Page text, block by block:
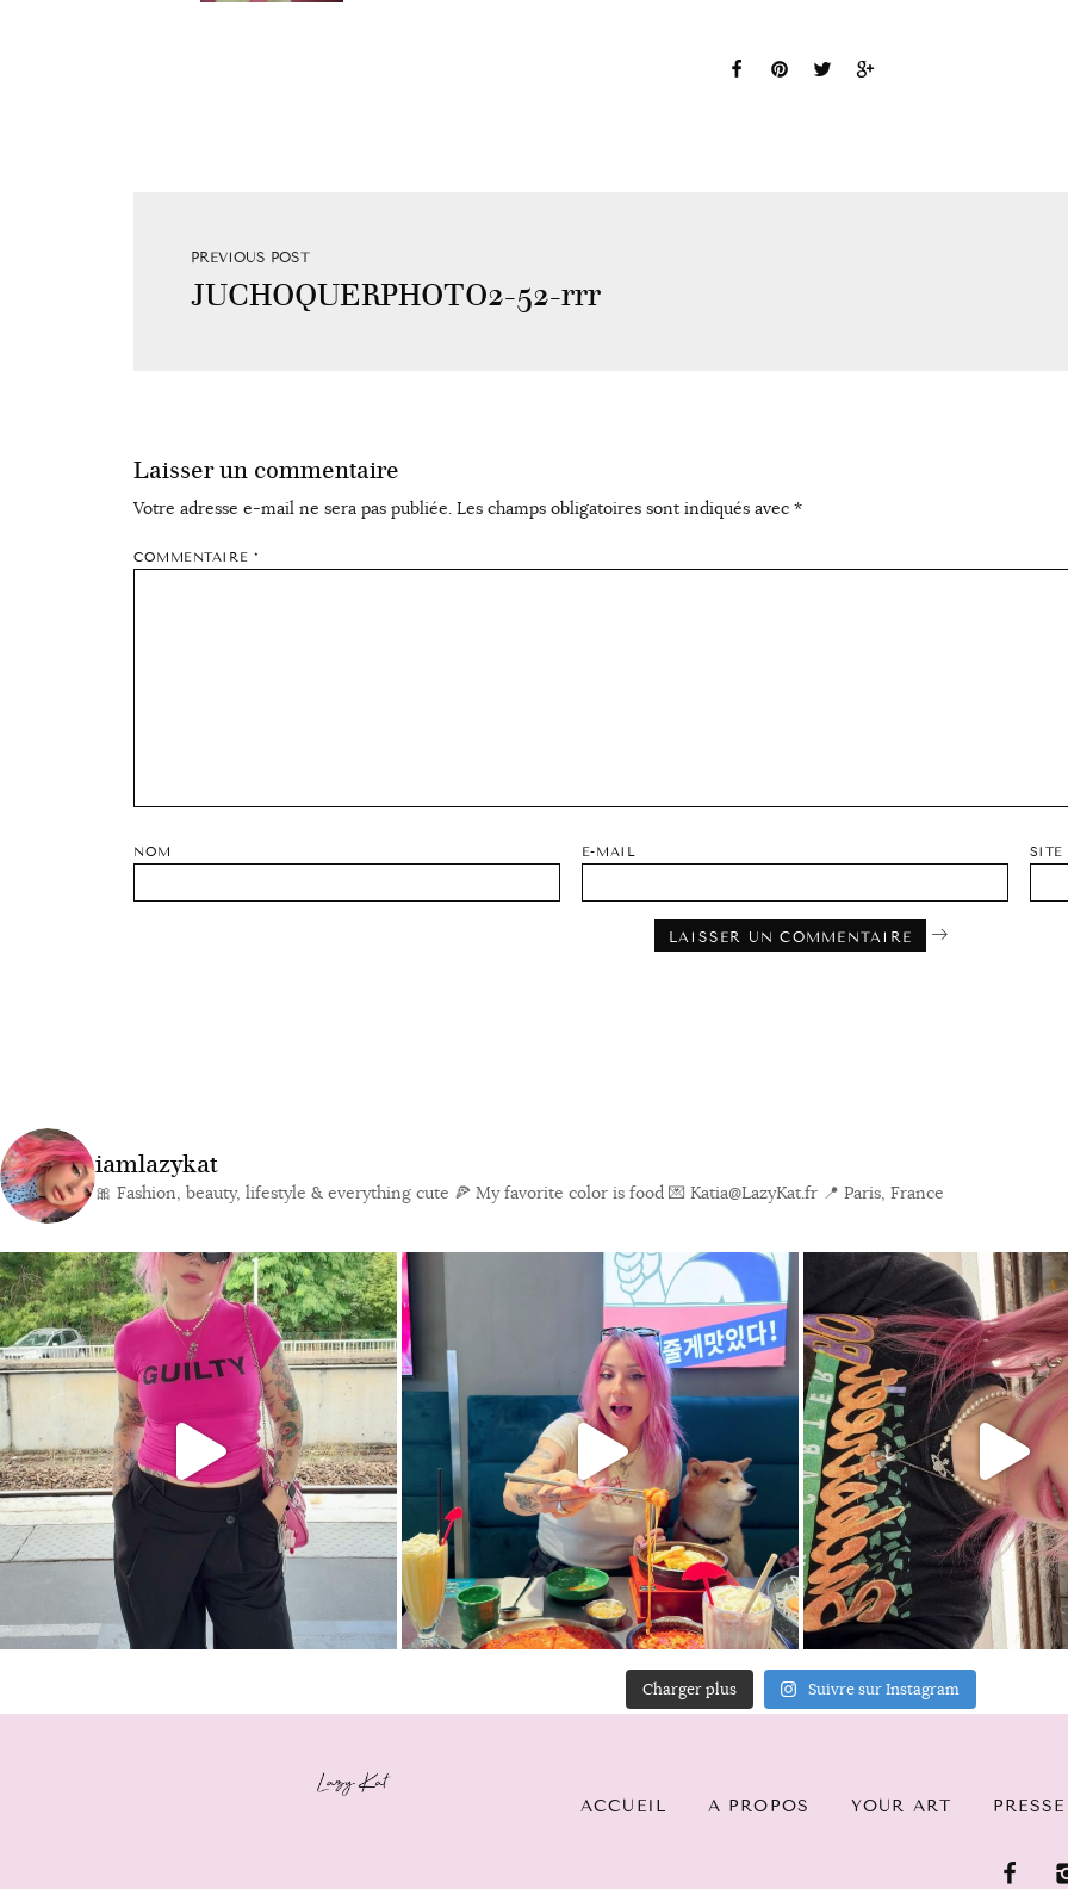
PREVIOUS POST
JUCHOQUERPHOTO2-52-rrr
Laisser un commentaire
Votre adresse e-mail ne sera pas publiée. Les champs obligatoires sont indiqués avec *
COMMENTAIRE *
NOM E-MAIL SITE
iamlazykat
🎀 Fashion, beauty, lifestyle & everything cute 🍕 My favorite color is food 💌 Katia@LazyKat.fr 📍 Paris, France
Charger plus Suivre sur Instagram
ACCUEIL A PROPOS YOUR ART PRESSE